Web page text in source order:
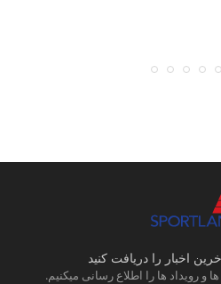
اخبار را دریافت کنید
و رویداد ها را اطلاع رسانی میکنیم.